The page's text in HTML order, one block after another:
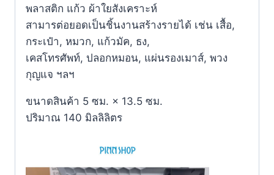
พลาสติก แก้ว ผ้าใยสังเคราะห์
สามารต่อยอดเป็นชิ้นงานสร้างรายได้ เช่น เสื้อ,
กระเป๋า, หมวก, แก้วมัค, ธง,
เคสโทรศัพท์, ปลอกหมอน, แผ่นรองเมาส์, พวง
กุญแจ ฯลฯ
ขนาดสินค้า 5 ซม. × 13.5 ซม.
ปริมาณ 140 มิลลิลิตร